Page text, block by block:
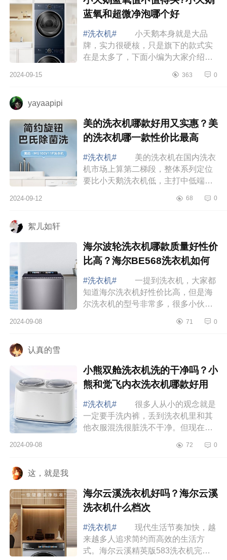
蓝氧和超微净泡哪个好
#洗衣机#
小天鹅本身就是大品
牌，实力很硬核，只是旗下的款式实
在是太多了，下面小编为大家介绍下
超微净泡哪个好 小天鹅蓝氧值不
2024-09-15 363 0
yayaapipi
美的洗衣机哪款好用又实惠？美
的洗衣机哪一款性价比最高
#洗衣机#
美的洗衣机在国内洗衣
机市场上算第二梯段，整体系列定位
要比小天鹅洗衣机低，主打中低端市
为大家介绍下美的洗衣机哪款好用又
2024-09-12 68 0
絮儿如轩
海尔波轮洗衣机哪款质量好性价
比高？海尔BE568洗衣机如何
#洗衣机#
一提到洗衣机，大家都
知道海尔洗衣机好性价比高，但是海
尔洗衣机的型号非常多，很多小伙伴
尔波轮洗衣机哪款质量好性价比高？
2024-09-08 71 0
认真的雪
小熊双舱洗衣机洗的干净吗？小
熊和觉飞内衣洗衣机哪款好用
#洗衣机#
很多人从小的观念就是
一定要手洗内裤，丢到洗衣机里和其
他衣服混洗很脏洗不干净。但现在已
和袜子放到洗衣机洗，干净程度是要
2024-09-08 72 0
这，就是我
海尔云溪洗衣机好吗？海尔云溪
洗衣机什么档次
#洗衣机#
现代生活节奏加快，越
来越多人追求简约而高效的生活方
式。海尔云溪精英版583洗衣机完美